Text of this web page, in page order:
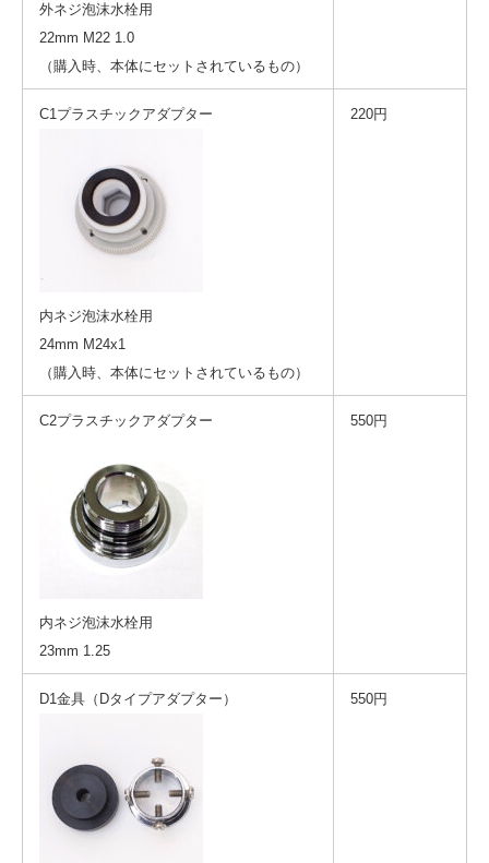
外ネジ泡沫水栓用
22mm M22 1.0
（購入時、本体にセットされているもの）
C1プラスチックアダプター
内ネジ泡沫水栓用
24mm M24x1
（購入時、本体にセットされているもの）
220円
C2プラスチックアダプター
内ネジ泡沫水栓用
23mm 1.25
550円
D1金具（Dタイプアダプター） 550円